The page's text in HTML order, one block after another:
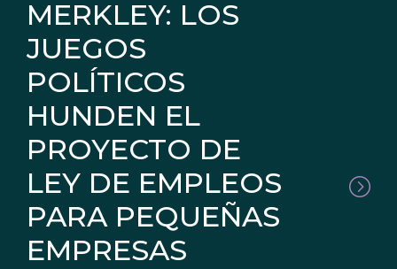
MERKLEY: LOS
JUEGOS
POLÍTICOS
HUNDEN EL
PROYECTO DE
LEY DE EMPLEOS
PARA PEQUEÑAS
EMPRESAS